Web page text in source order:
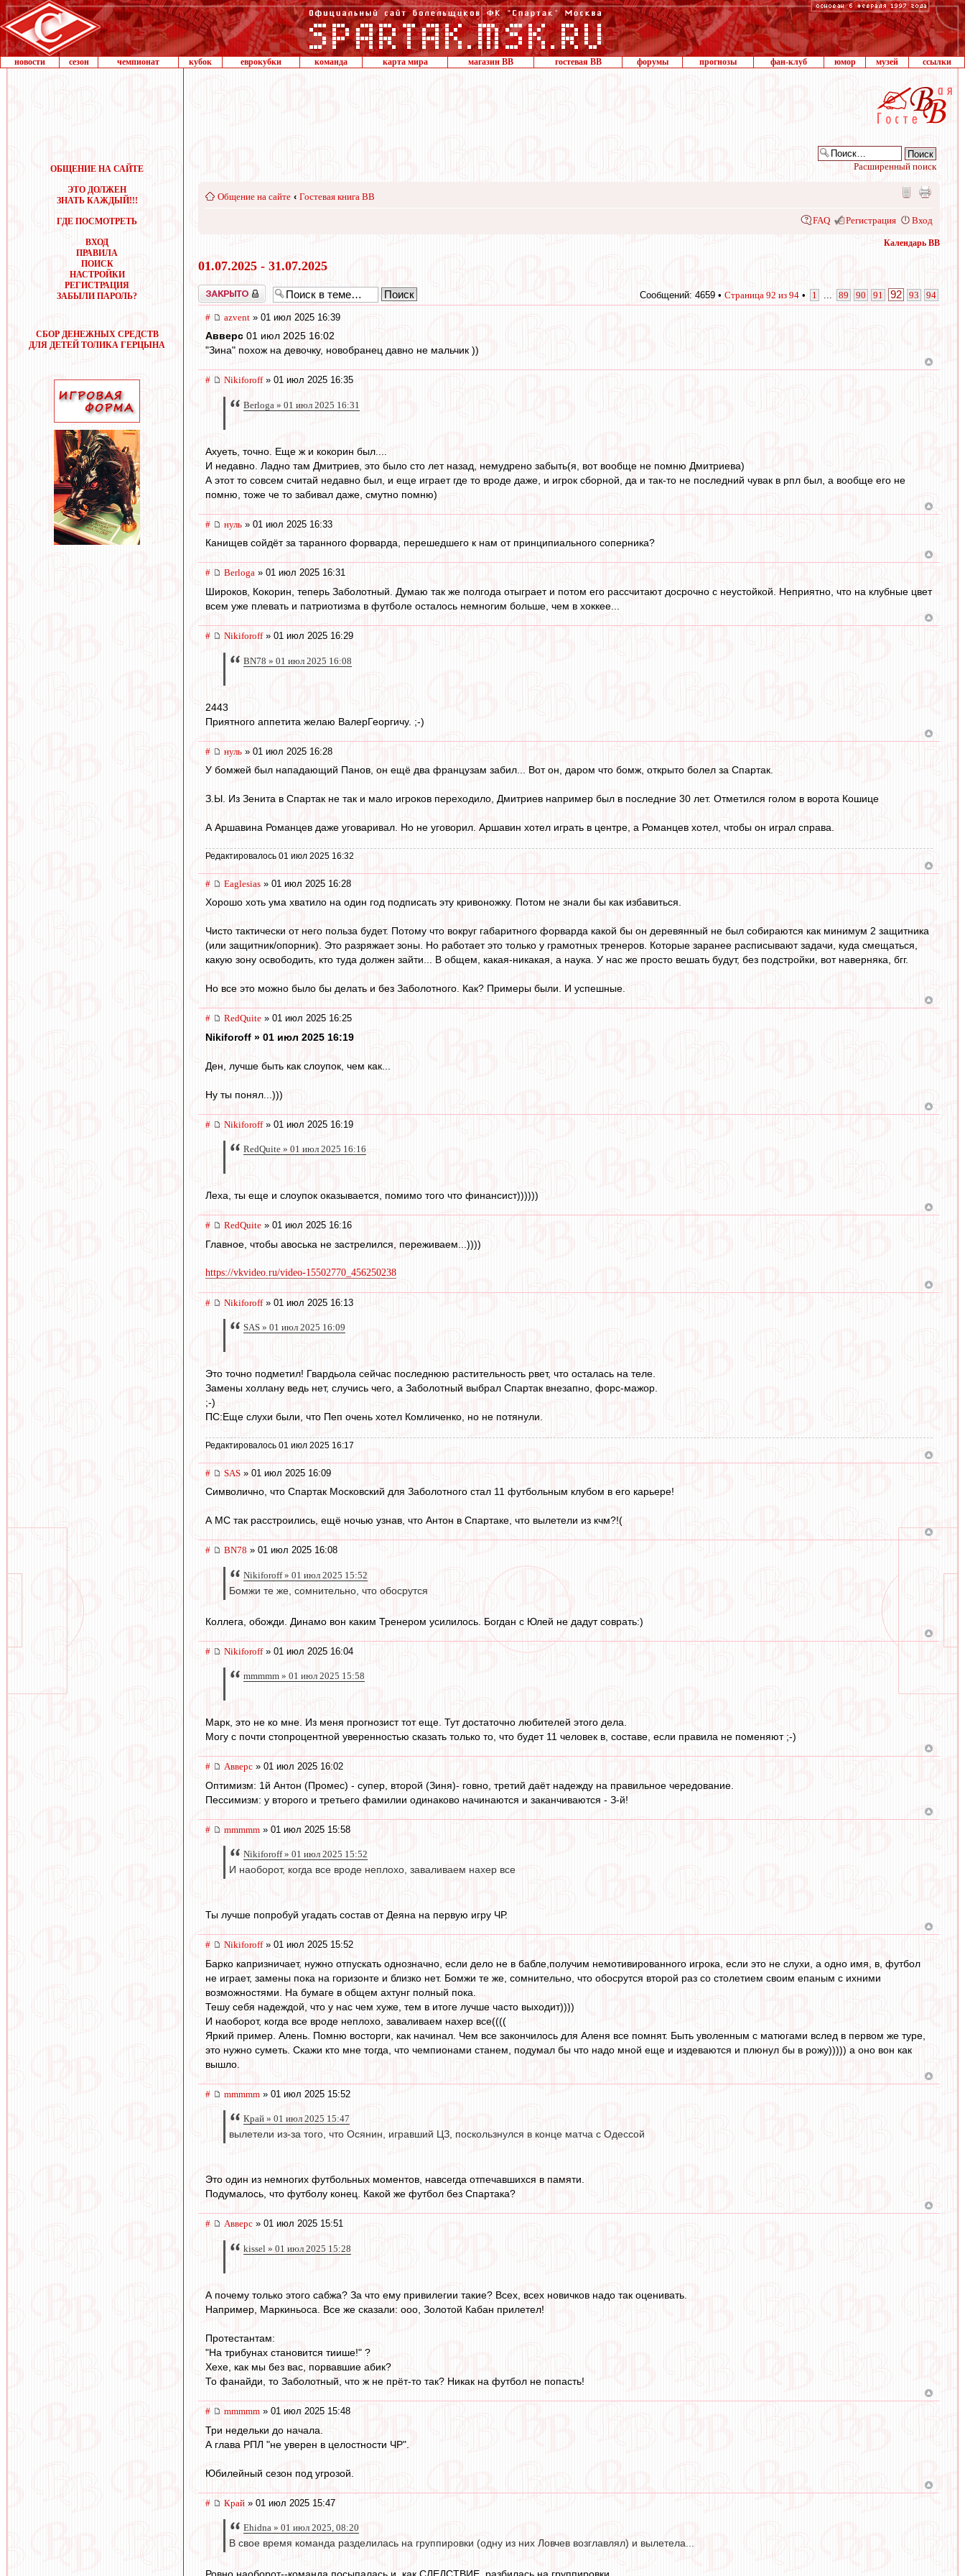
новости сезон чемпионат кубок еврокубки команда карта мира магазин ВВ гостевая ВВ форумы прогнозы фан-клуб юмор музей ссылки
ОБЩЕНИЕ НА САЙТЕ
ЭТО ДОЛЖЕН
ЗНАТЬ КАЖДЫЙ!!!
ГДЕ ПОСМОТРЕТЬ
ВХОД
ПРАВИЛА
ПОИСК
НАСТРОЙКИ
РЕГИСТРАЦИЯ
ЗАБЫЛИ ПАРОЛЬ?
СБОР ДЕНЕЖНЫХ СРЕДСТВ
ДЛЯ ДЕТЕЙ ТОЛИКА ГЕРЦЫНА
Расширенный поиск
Общение на сайте ‹ Гостевая книга ВВ
FAQ Регистрация Вход
Календарь ВВ
01.07.2025 - 31.07.2025
Закрыто Сообщений: 4659 • Страница 92 из 94 • 1 89 90 91 92 93 94
# azvent » 01 июл 2025 16:39
Авверс 01 июл 2025 16:02
"Зина" похож на девочку, новобранец давно не мальчик ))
# Nikiforoff» 01 июл 2025 16:35
Berloga » 01 июл 2025 16:31
Ахуеть, точно. Еще ж и кокорин был....
И недавно. Ладно там Дмитриев, это было сто лет назад, немудрено забыть(я, вот вообще не помню Дмитриева)
А этот то совсем считай недавно был, и еще играет где то вроде даже, и игрок сборной, да и так-то не последний чувак в рпл был, а вообще его не
помню, тоже че то забивал даже, смутно помню)
# нуль » 01 июл 2025 16:33
Канищев сойдёт за таранного форварда, перешедшего к нам от принципиального соперника?
# Berloga » 01 июл 2025 16:31
Широков, Кокорин, теперь Заболотный. Думаю так же полгода отыграет и потом его рассчитают досрочно с неустойкой. Неприятно, что на клубные цвет
всем уже плевать и патриотизма в футболе осталось немногим больше, чем в хоккее...
# Nikiforoff» 01 июл 2025 16:29
BN78 » 01 июл 2025 16:08
2443
Приятного аппетита желаю ВалерГеоргичу. ;-)
# нуль » 01 июл 2025 16:28
У бомжей был нападающий Панов, он ещё два французам забил... Вот он, даром что бомж, открыто болел за Спартак.
З.Ы. Из Зенита в Спартак не так и мало игроков переходило, Дмитриев например был в последние 30 лет. Отметился голом в ворота Кошице
А Аршавина Романцев даже уговаривал. Но не уговорил. Аршавин хотел играть в центре, а Романцев хотел, чтобы он играл справа.
Редактировалось 01 июл 2025 16:32
# Eaglesias » 01 июл 2025 16:28
Хорошо хоть ума хватило на один год подписать эту кривоножку. Потом не знали бы как избавиться.
Чисто тактически от него польза будет. Потому что вокруг габаритного форварда какой бы он деревянный не был собираются как минимум 2 защитника
(или защитник/опорник). Это разряжает зоны. Но работает это только у грамотных тренеров. Которые заранее расписывают задачи, куда смещаться,
какую зону освободить, кто туда должен зайти... В общем, какая-никакая, а наука. У нас же просто вешать будут, без подстройки, вот наверняка, бгг.
Но все это можно было бы делать и без Заболотного. Как? Примеры были. И успешные.
# RedQuite » 01 июл 2025 16:25
Nikiforoff » 01 июл 2025 16:19
Ден, лучше быть как слоупок, чем как...
Ну ты понял...)))
# Nikiforoff» 01 июл 2025 16:19
RedQuite » 01 июл 2025 16:16
Леха, ты еще и слоупок оказывается, помимо того что финансист))))))
# RedQuite » 01 июл 2025 16:16
Главное, чтобы авоська не застрелился, переживаем...))))
https://vkvideo.ru/video-15502770_456250238
# Nikiforoff» 01 июл 2025 16:13
SAS » 01 июл 2025 16:09
Это точно подметил! Гвардьола сейчас последнюю растительность рвет, что осталась на теле.
Замены холлану ведь нет, случись чего, а Заболотный выбрал Спартак внезапно, форс-мажор.
;-)
ПС:Еще слухи были, что Пеп очень хотел Комличенко, но не потянули.
Редактировалось 01 июл 2025 16:17
# SAS » 01 июл 2025 16:09
Символично, что Спартак Московский для Заболотного стал 11 футбольным клубом в его карьере!
А МС так расстроились, ещё ночью узнав, что Антон в Спартаке, что вылетели из кчм?!(
# BN78 » 01 июл 2025 16:08
Nikiforoff » 01 июл 2025 15:52
Бомжи те же, сомнительно, что обосрутся
Коллега, обожди. Динамо вон каким Тренером усилилось. Богдан с Юлей не дадут соврать:)
# Nikiforoff» 01 июл 2025 16:04
mmmmm » 01 июл 2025 15:58
Марк, это не ко мне. Из меня прогнозист тот еще. Тут достаточно любителей этого дела.
Могу с почти стопроцентной уверенностью сказать только то, что будет 11 человек в, составе, если правила не поменяют ;-)
# Авверс » 01 июл 2025 16:02
Оптимизм: 1й Антон (Промес) - супер, второй (Зиня)- говно, третий даёт надежду на правильное чередование.
Пессимизм: у второго и третьего фамилии одинаково начинаются и заканчиваются - З-й!
# mmmmm » 01 июл 2025 15:58
Nikiforoff » 01 июл 2025 15:52
И наоборот, когда все вроде неплохо, заваливаем нахер все
Ты лучше попробуй угадать состав от Деяна на первую игру ЧР.
# Nikiforoff» 01 июл 2025 15:52
Барко капризничает, нужно отпускать однозначно, если дело не в бабле,получим немотивированного игрока, если это не слухи, а одно имя, в, футбол
не играет, замены пока на горизонте и близко нет. Бомжи те же, сомнительно, что обосрутся второй раз со столетием своим епаным с ихними
возможностями. На бумаге в общем ахтунг полный пока.
Тешу себя надеждой, что у нас чем хуже, тем в итоге лучше часто выходит))))
И наоборот, когда все вроде неплохо, заваливаем нахер все((((
Яркий пример. Алень. Помню восторги, как начинал. Чем все закончилось для Аленя все помнят. Быть уволенным с матюгами вслед в первом же туре,
это нужно суметь. Скажи кто мне тогда, что чемпионами станем, подумал бы что надо мной еще и издеваются и плюнул бы в рожу))))) а оно вон как
вышло.
# mmmmm » 01 июл 2025 15:52
Край » 01 июл 2025 15:47
вылетели из-за того, что Осянин, игравший ЦЗ, поскользнулся в конце матча с Одессой
Это один из немногих футбольных моментов, навсегда отпечавшихся в памяти.
Подумалось, что футболу конец. Какой же футбол без Спартака?
# Авверс » 01 июл 2025 15:51
kissel » 01 июл 2025 15:28
А почему только этого сабжа? За что ему привилегии такие? Всех, всех новичков надо так оценивать.
Например, Маркиньоса. Все же сказали: ооо, Золотой Кабан прилетел!
Протестантам:
"На трибунах становится тиише!" ?
Хехе, как мы без вас, порвавшие абик?
То фанайди, то Заболотный, что ж не прёт-то так? Никак на футбол не попасть!
# mmmmm » 01 июл 2025 15:48
Три недельки до начала.
А глава РПЛ "не уверен в целостности ЧР".
Юбилейный сезон под угрозой.
# Край » 01 июл 2025 15:47
Ehidna » 01 июл 2025, 08:20
В свое время команда разделилась на группировки (одну из них Ловчев возглавлял) и вылетела...